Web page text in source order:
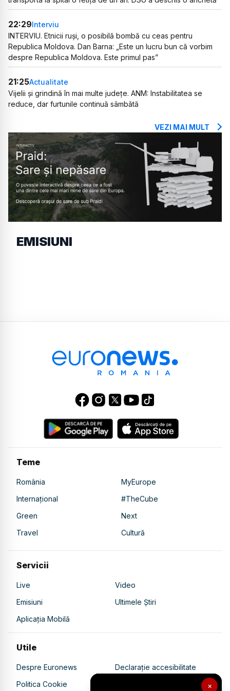
×
22:29Interviu
INTERVIU. Etnicii ruși, o posibilă bombă cu ceas pentru
Republica Moldova. Dan Barna: „Este un lucru bun că vorbim
despre Republica Moldova. Este primul pas”
21:25Actualitate
Vijelii și grindină în mai multe județe. ANM: Instabilitatea se
reduce, dar furtunile continuă sâmbătă
VEZI MAI MULT
EMISIUNI
Teme
România
MyEurope
Internațional
#TheCube
Green
Next
Travel
Cultură
Servicii
Live
Video
Emisiuni
Ultimele Știri
Aplicația Mobilă
Utile
Despre Euronews
Declarație accesibilitate
Politica Cookie
Politica de confidențialitate